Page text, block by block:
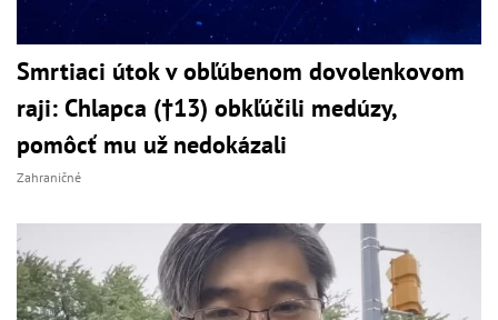
Smrtiaci útok v obľúbenom dovolenkovom
raji: Chlapca (†13) obkľúčili medúzy,
pomôcť mu už nedokázali
Zahraničné